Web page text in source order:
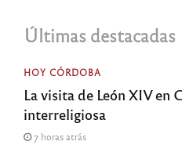
Últimas destacadas
HOY CÓRDOBA
La visita de León XIV en
interreligiosa
7 horas atrás